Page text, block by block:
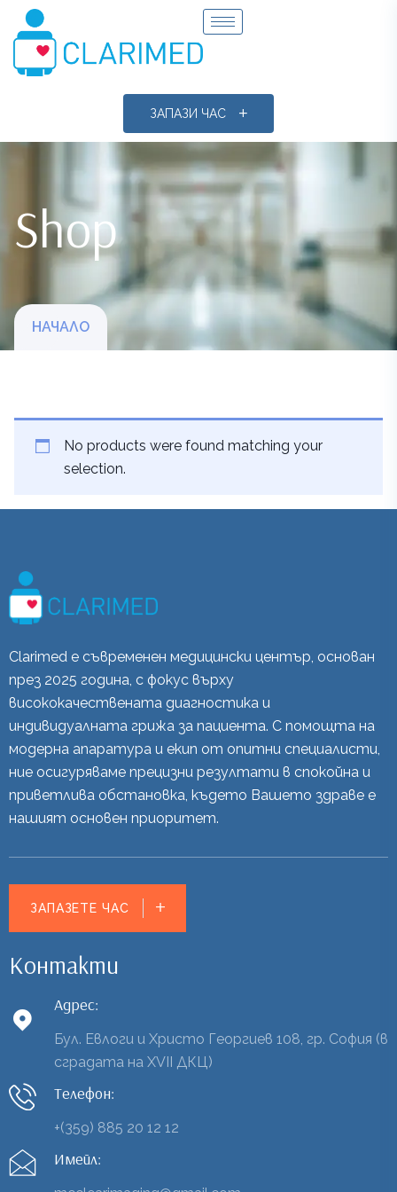
ЗАПАЗИ ЧАС
Shop
НАЧАЛО
No products were found matching your
selection.
Clarimed е съвременен медицински център, основан
през 2025 година, с фокус върху
висококачествената диагностика и
индивидуалната грижа за пациента. С помощта на
модерна апаратура и екип от опитни специалисти,
ние осигуряваме прецизни резултати в спокойна и
приветлива обстановка, където Вашето здраве е
нашият основен приоритет.
ЗАПАЗЕТЕ ЧАС
Контакти
Адрес:
Бул. Евлоги и Христо Георгиев 108, гр. София (в
сградата на XVII ДКЦ)
Телефон:
+(359) 885 20 12 12
Имейл: